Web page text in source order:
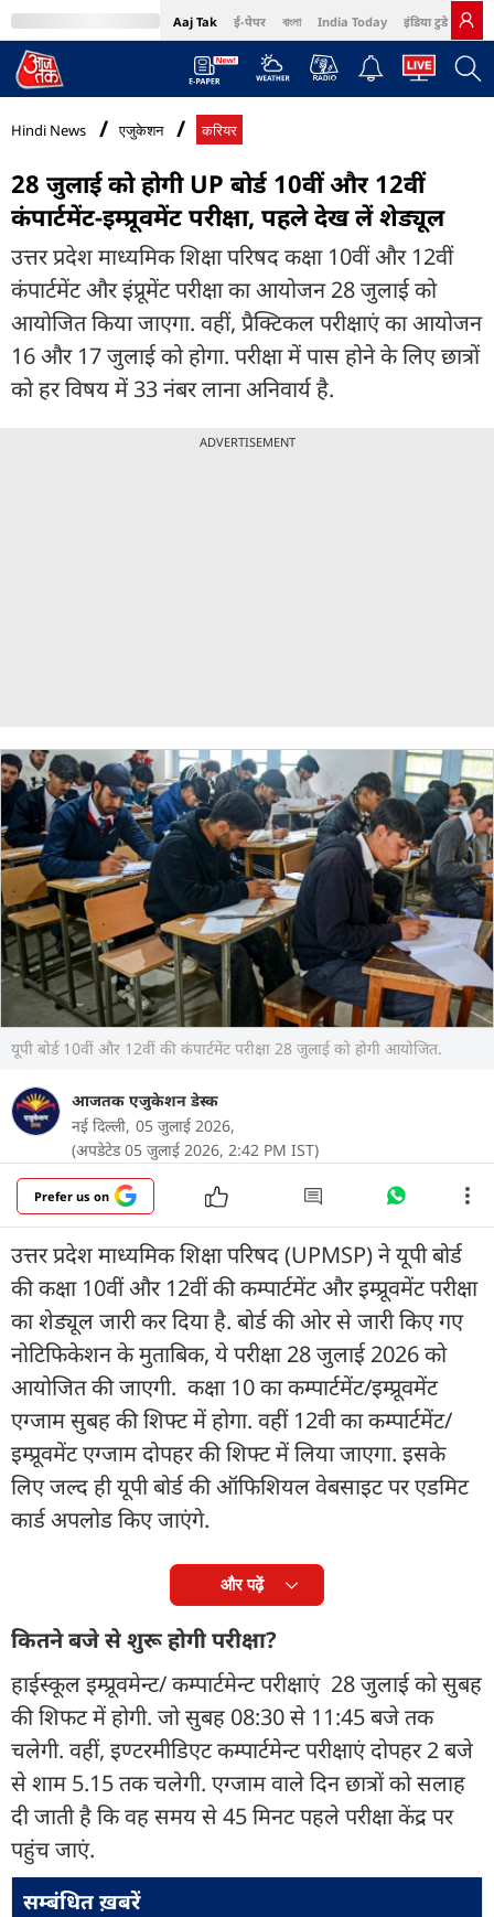
Aaj Tak ई-पेपर বাংলা India Today इंडिया टुडे हिंदी
MumbaiTak Cosmopolitan Harper's Bazaar Northeast
Hindi News एजुकेशन करियर
28 जुलाई को होगी UP बोर्ड 10वीं और 12वीं
कंपार्टमेंट-इम्प्रूवमेंट परीक्षा, पहले देख लें शेड्यूल
उत्तर प्रदेश माध्यमिक शिक्षा परिषद कक्षा 10वीं और 12वीं
कंपार्टमेंट और इंप्रूमेंट परीक्षा का आयोजन 28 जुलाई को
आयोजित किया जाएगा. वहीं, प्रैक्टिकल परीक्षाएं का आयोजन
16 और 17 जुलाई को होगा. परीक्षा में पास होने के लिए छात्रों
को हर विषय में 33 नंबर लाना अनिवार्य है.
ADVERTISEMENT
यूपी बोर्ड 10वीं और 12वीं की कंपार्टमेंट परीक्षा 28 जुलाई को होगी आयोजित.
आजतक एजुकेशन डेस्क
नई दिल्ली, 05 जुलाई 2026,
(अपडेटेड 05 जुलाई 2026, 2:42 PM IST)
Prefer us on
उत्तर प्रदेश माध्यमिक शिक्षा परिषद (UPMSP) ने यूपी बोर्ड
की कक्षा 10वीं और 12वीं की कम्पार्टमेंट और इम्प्रूवमेंट परीक्षा
का शेड्यूल जारी कर दिया है. बोर्ड की ओर से जारी किए गए
नोटिफिकेशन के मुताबिक, ये परीक्षा 28 जुलाई 2026 को
आयोजित की जाएगी. कक्षा 10 का कम्पार्टमेंट/इम्प्रूवमेंट
एग्जाम सुबह की शिफ्ट में होगा. वहीं 12वी का कम्पार्टमेंट/
इम्प्रूवमेंट एग्जाम दोपहर की शिफ्ट में लिया जाएगा. इसके
लिए जल्द ही यूपी बोर्ड की ऑफिशियल वेबसाइट पर एडमिट
कार्ड अपलोड किए जाएंगे.
और पढ़ें
कितने बजे से शुरू होगी परीक्षा?
हाईस्कूल इम्प्रूवमेन्ट/ कम्पार्टमेन्ट परीक्षाएं 28 जुलाई को सुबह
की शिफट में होगी. जो सुबह 08:30 से 11:45 बजे तक
चलेगी. वहीं, इण्टरमीडिएट कम्पार्टमेन्ट परीक्षाएं दोपहर 2 बजे
से शाम 5.15 तक चलेगी. एग्जाम वाले दिन छात्रों को सलाह
दी जाती है कि वह समय से 45 मिनट पहले परीक्षा केंद्र पर
पहुंच जाएं.
सम्बंधित ख़बरें